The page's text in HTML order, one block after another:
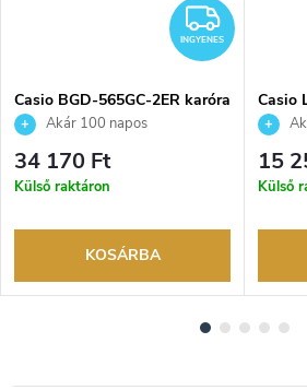
INGYENES
Casio BGD-565GC-2ER karóra
Akár 100 napos
visszaküldési lehetőség. Hivatalos
márkakereskedő.
34 170 Ft
Külső raktáron
KOSÁRBA
Casio
15
Külső